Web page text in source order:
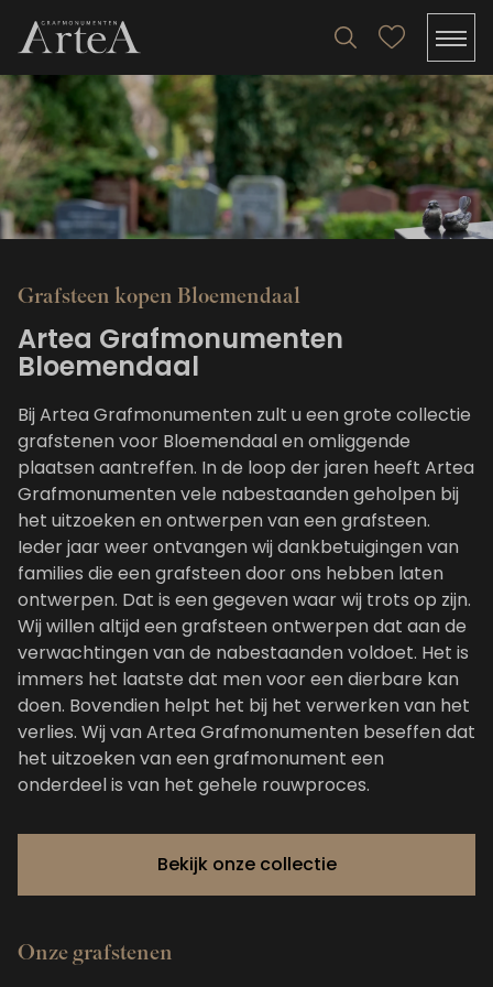
Grafsteen kopen Bloemendaal
Artea Grafmonumenten
Bloemendaal
Bij Artea Grafmonumenten zult u een grote collectie
grafstenen voor Bloemendaal en omliggende
plaatsen aantreffen. In de loop der jaren heeft Artea
Grafmonumenten vele nabestaanden geholpen bij
het uitzoeken en ontwerpen van een grafsteen.
Ieder jaar weer ontvangen wij dankbetuigingen van
families die een grafsteen door ons hebben laten
ontwerpen. Dat is een gegeven waar wij trots op zijn.
Wij willen altijd een grafsteen ontwerpen dat aan de
verwachtingen van de nabestaanden voldoet. Het is
immers het laatste dat men voor een dierbare kan
doen. Bovendien helpt het bij het verwerken van het
verlies. Wij van Artea Grafmonumenten beseffen dat
het uitzoeken van een grafmonument een
onderdeel is van het gehele rouwproces.
Bekijk onze collectie
Onze grafstenen